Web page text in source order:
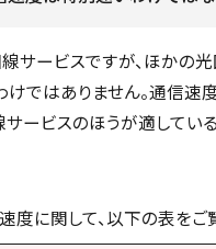
サービスですが、ほかの
ではありません。通信速
サービスのほうが適してい
に関して、以下の表をご